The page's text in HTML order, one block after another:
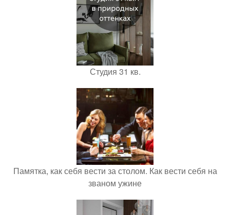
Студия 31 кв.
Памятка, как себя вести за столом. Как вести себя на
званом ужине